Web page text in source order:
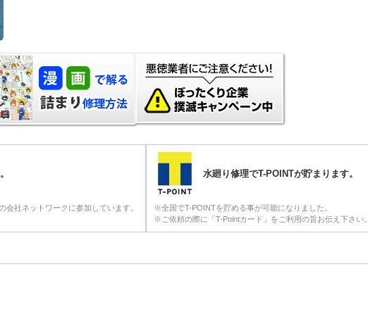
社ネットワークに参加しています。
水廻り修理でT-POINTが貯まります。
※全国でT-POINTを貯める事が可能になりました。
※ご依頼の際に「T-Pointカード」をご利用の旨お伝え下さい。